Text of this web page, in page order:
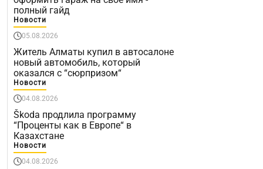
полный гайд
Новости
05.08.2026
Житель Алматы купил в автосалоне
новый автомобиль, который
оказался с “сюрпризом“
Новости
04.08.2026
Škoda продлила программу
“Проценты как в Европе“ в
Казахстане
Новости
04.08.2026